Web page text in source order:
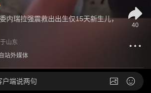
内瑞拉强震救出出生仅15天新生儿，
山东
站外媒体
40
户端说两句